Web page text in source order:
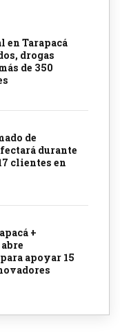
en Tarapacá
drogas
de 350
de
durante
clientes en
+
apoyar 15